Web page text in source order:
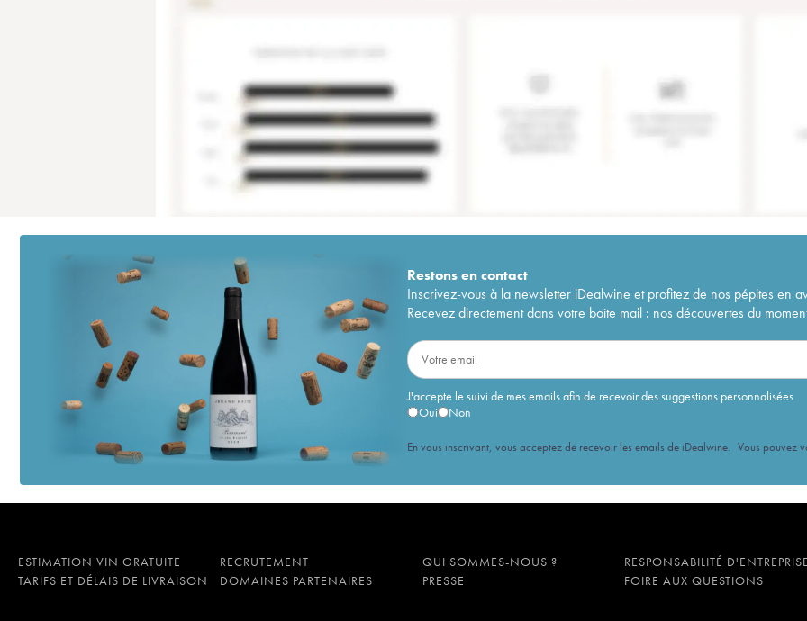
Restons encontact
Inscrivez-vous à la newsletter iDealwine et profitez de nos pépites en
Recevez directement dans votre boîte mail : nos découvertes du
J'accepte le suivi de mes emails afin de recevoir des suggestions personnalisées
Oui
Non
En vous inscrivant, vous acceptez de recevoir les emails de iDealwine. Vous pouvez
ESTIMATION VIN GRATUITE RECRUTEMENT QUI SOMMES-NOUS ?
RESPONSABILITÉ
TARIFS ET DÉLAIS DE LIVRAISON
DOMAINES PARTENAIRES PRESSE FOIRE AUX QUESTIONS